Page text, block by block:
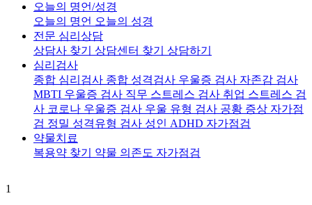
오늘의 명언/성경
오늘의 명언 오늘의 성경
전문 심리상담
상담사 찾기 상담센터 찾기 상담하기
심리검사
종합 심리검사 종합 성격검사 우울증 검사 자존감 검사
MBTI 우울증 검사 직무 스트레스 검사 취업 스트레스 검
사 코로나 우울증 검사 우울 유형 검사 공황 증상 자가점
검 정밀 성격유형 검사 성인 ADHD 자가점검
약물치료
복용약 찾기 약물 의존도 자가점검
1